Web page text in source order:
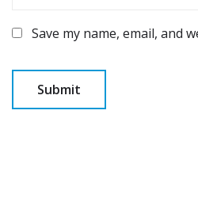
Save my name, email, and